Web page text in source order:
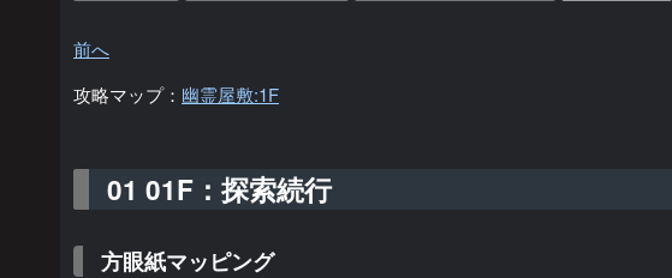
前へ
攻略マップ： 幽霊屋敷:1F
01 01F：探索続行
方眼紙マッピング